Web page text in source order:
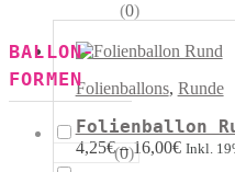
Folienballons, Runde
Folienballon
4,25€–16,00€ Inkl.
(0)
BALLON-
FORMEN
Herzen (0)